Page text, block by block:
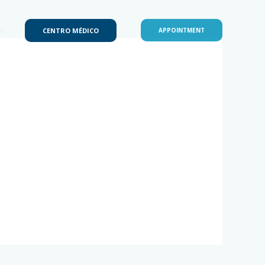
CENTRO MÉDICO APPOINTMENT